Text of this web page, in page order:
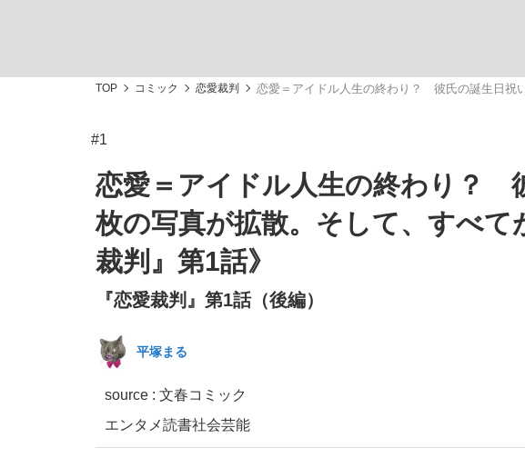
the Style
TOP コミック 恋愛裁判 恋愛＝アイドル人生の終わり？ 彼氏の誕生日祝
#1
恋愛＝アイドル人生の終わり？
枚の写真が拡散。そして、すべ
裁判』第1話》
『恋愛裁判』第1話（後編）
平塚まる
source : 文春コミック
エンタメ読書社会芸能